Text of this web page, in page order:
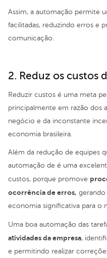
Assim, a automação permite
facilitadas, reduzindo erros e
comunicação.
2. Reduz os custos
Reduzir custos é uma meta
principalmente em razão dos
negócio e da inconstante
economia brasileira.
Além da redução de equipes
automação de é uma
custos, porque promove
ocorrência de erros,
economia significativa para o
Uma boa automação das
atividades da empresa,
e permitindo realizar